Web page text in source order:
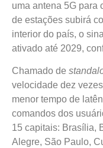
uma antena 5G para
de estações subirá
interior do país, o
ativado até 2029,
Chamado de
velocidade dez
menor tempo de
comandos dos
15 capitais: Brasília,
Alegre, São Paulo,